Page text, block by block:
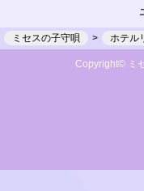
ミセスの子守唄 ホテル
Copyright© ミ